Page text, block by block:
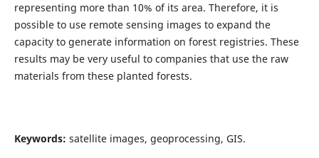
representing more than 10% of its area. Therefore, it is
possible to use remote sensing images to expand the
capacity to generate information on forest registries. These
results may be very useful to companies that use the raw
materials from these planted forests.
Keywords: satellite images, geoprocessing, GIS.